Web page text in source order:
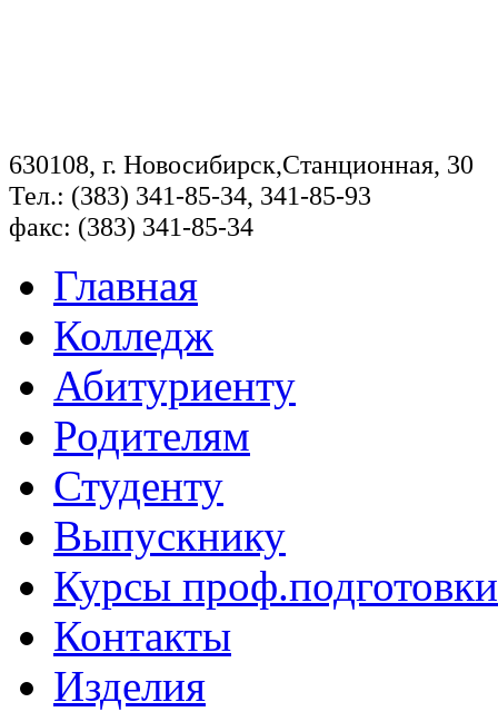
630108, г. Новосибирск,Станционная, 30
Тел.: (383) 341-85-34, 341-85-93
факс: (383) 341-85-34
Главная
Колледж
Абитуриенту
Родителям
Студенту
Выпускнику
Курсы проф.подготовки
Контакты
Изделия